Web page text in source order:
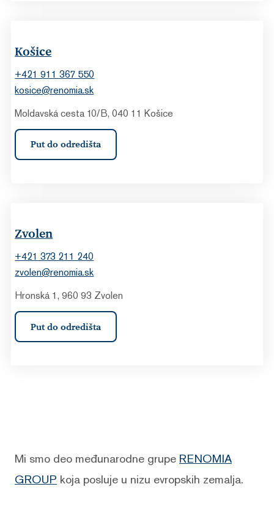
Košice
+421 911 367 550
kosice@renomia.sk
Moldavská cesta 10/B, 040 11 Košice
Put do odredišta
Zvolen
+421 373 211 240
zvolen@renomia.sk
Hronská 1, 960 93 Zvolen
Put do odredišta
Mi smo deo međunarodne grupe RENOMIA
GROUP koja posluje u nizu evropskih zemalja.